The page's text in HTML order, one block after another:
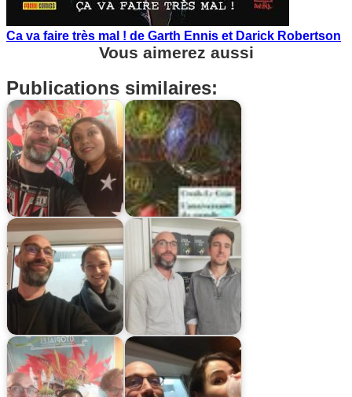
Ca va faire très mal ! de Garth Ennis et Darick Robertson
Vous aimerez aussi
Publications similaires: